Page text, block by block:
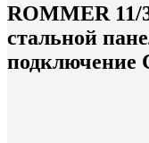
ROMMER 11/
стальной
подключение